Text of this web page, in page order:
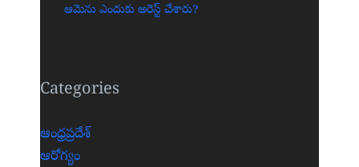
ఆమెను ఎందుకు అరెస్ట్ చేశారు?
Categories
ఆంధ్రప్రదేశ్
ఆరోగ్యం